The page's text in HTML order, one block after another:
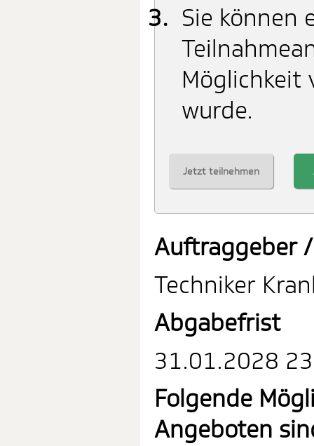
Sie können
Möglichkeit
wurde.
Jetzt teilnehmen
Auftraggeber
Techniker
Abgabefrist
31.01.2028
Folgende
Angeboten